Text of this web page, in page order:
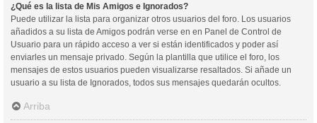
¿Qué es la lista de Mis Amigos e Ignorados?
Puede utilizar la lista para organizar otros usuarios del foro. Los usuarios
añadidos a su lista de Amigos podrán verse en en Panel de Control de
Usuario para un rápido acceso a ver si están identificados y poder así
enviarles un mensaje privado. Según la plantilla que utilice el foro, los
mensajes de estos usuarios pueden visualizarse resaltados. Si añade un
usuario a su lista de Ignorados, todos sus mensajes quedarán ocultos.
Arriba